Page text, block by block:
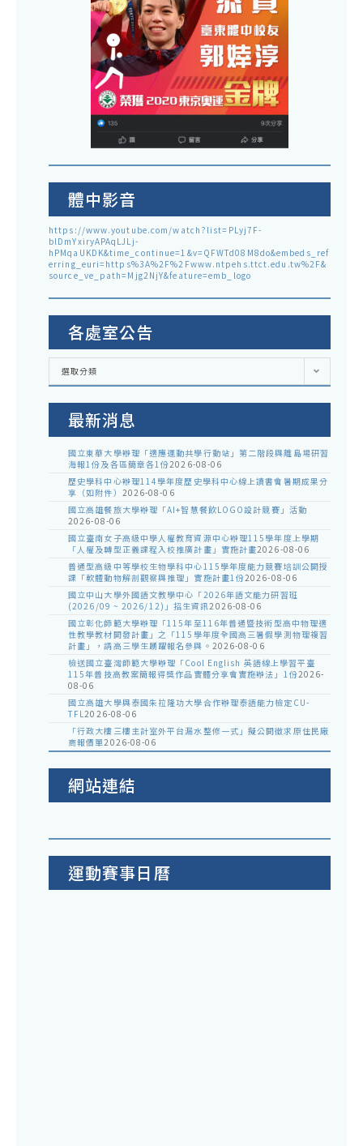
體中影音
https://www.youtube.com/watch?list=PLyj7F-
blDmYxiryAPAqLJLj-
hPMqaUKDK&time_continue=1&v=QFWTd08M8do&embeds_ref
erring_euri=https%3A%2F%2Fwww.ntpehs.ttct.edu.tw%2F&
source_ve_path=Mjg2NjY&feature=emb_logo
各處室公告
各
室
選取分類
最新消息
國立東華大學辦理「適應運動共學行動站」第二階段與離島場研習
海報1份及各區簡章各1份2026-08-06
歷史學科中心辦理114學年度歷史學科中心線上讀書會暑期成果分
享（如附件） 2026-08-06
國立高雄餐旅大學辦理「AI+智慧餐飲LOGO設計競賽」活動
2026-08-06
國立臺南女子高級中學人權教育資源中心辦理115學年度上學期
「人權及轉型正義課程入校推廣計畫」實施計畫2026-08-06
普通型高級中等學校生物學科中心115學年度能力競賽培訓公開授
課「軟體動物解剖觀察與推理」實施計畫1份2026-08-06
國立中山大學外國語文教學中心「2026年語文能力研習班
(2026/09 ~ 2026/12)」招生資訊2026-08-06
國立彰化師範大學辦理「115年至116年普通暨技術型高中物理適
性教學教材開發計畫」之「115學年度全國高三暑假學測物理複習
計畫」，請高三學生踴躍報名參與。 2026-08-06
檢送國立臺灣師範大學辦理「Cool English 英語線上學習平臺
115年普技高教案簡報得獎作品實體分享會實施辦法」1份2026-
08-06
國立高雄大學與泰國朱拉隆功大學合作辦理泰語能力檢定CU-
TFL2026-08-06
「行政大樓三樓主計室外平台漏水整修一式」擬公開徵求原住民廠
商報價單2026-08-06
網站連結
運動賽事日曆